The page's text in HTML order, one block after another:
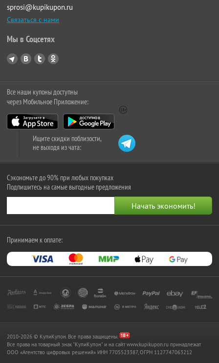
sprosi@kupikupon.ru
Связаться с нами
Мы в Соцсетях
Все наши купоны доступны
через Мобильное Приложение:
Ищите скидки поблизости,
не выходя из чата:
Сэкономьте до 90% при любых покупках
Подпишитесь на самые выгодные предложения
Принимаем к оплате:
2010-2026 © КупиКупон. Все права защищены.
Все права на товарный знак "КупиКупон" и на сайт www.kupikupon.ru принадлежат
OOO «Агентство цифровых решений» ИНН 7705523387, ОГРН 1127747063212